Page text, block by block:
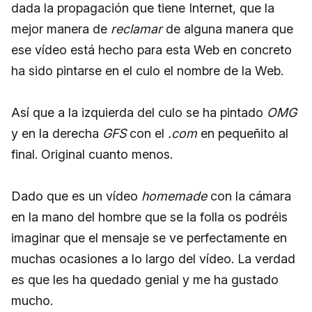
dada la propagación que tiene Internet, que la
mejor manera de reclamarde alguna manera que
ese vídeo está hecho para esta Web en concreto
ha sido pintarse en el culo el nombre de la Web.
Así que a la izquierda del culo se ha pintado OMG
y en la derecha GFScon el .com en pequeñito al
final. Original cuanto menos.
Dado que es un vídeo homemadecon la cámara
en la mano del hombre que se la folla os podréis
imaginar que el mensaje se ve perfectamente en
muchas ocasiones a lo largo del vídeo. La verdad
es que les ha quedado genial y me ha gustado
mucho.